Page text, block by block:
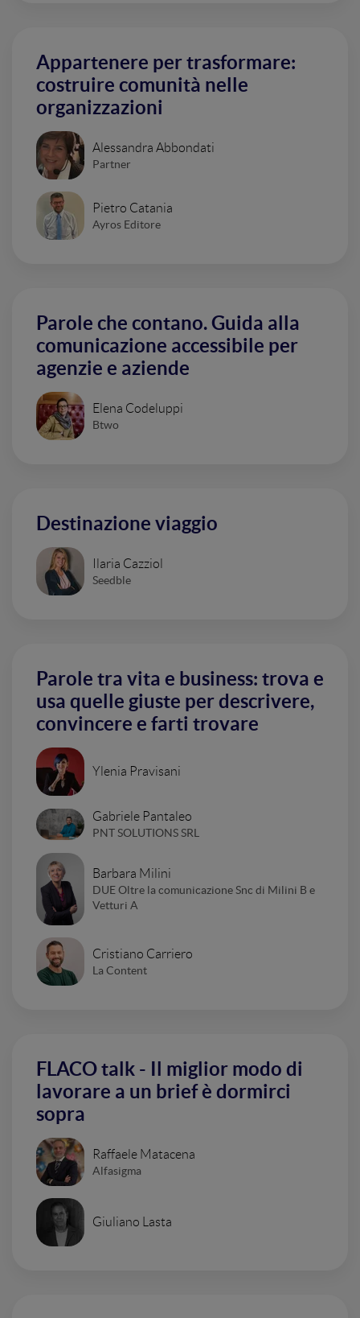
Appartenere per trasformare:
costruire comunità nelle
organizzazioni
Alessandra Abbondati
Partner
Pietro Catania
Ayros Editore
Parole che contano. Guida alla
comunicazione accessibile per
agenzie e aziende
Elena Codeluppi
Btwo
Destinazione viaggio
Ilaria Cazziol
Seedble
Parole tra vita e business: trova e
usa quelle giuste per descrivere,
convincere e farti trovare
Ylenia Pravisani
Gabriele Pantaleo
PNT SOLUTIONS SRL
Barbara Milini
DUE Oltre la comunicazione Snc di Milini B e
Vetturi A
Cristiano Carriero
La Content
FLACO talk - Il miglior modo di
lavorare a un brief è dormirci
sopra
Raffaele Matacena
Alfasigma
Giuliano Lasta